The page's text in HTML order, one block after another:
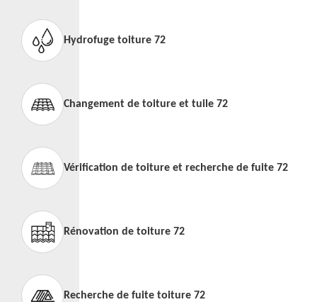
Hydrofuge toiture 72
Changement de toiture et tuile 72
Vérification de toiture et recherche de fuite 72
Rénovation de toiture 72
Recherche de fuite toiture 72